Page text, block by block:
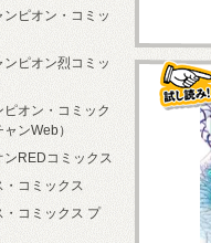
ンピオン・コミッ
ンピオン烈コミッ
オン・コミック
ンWeb）
ンREDコミックス
・コミックス
・コミックス プ